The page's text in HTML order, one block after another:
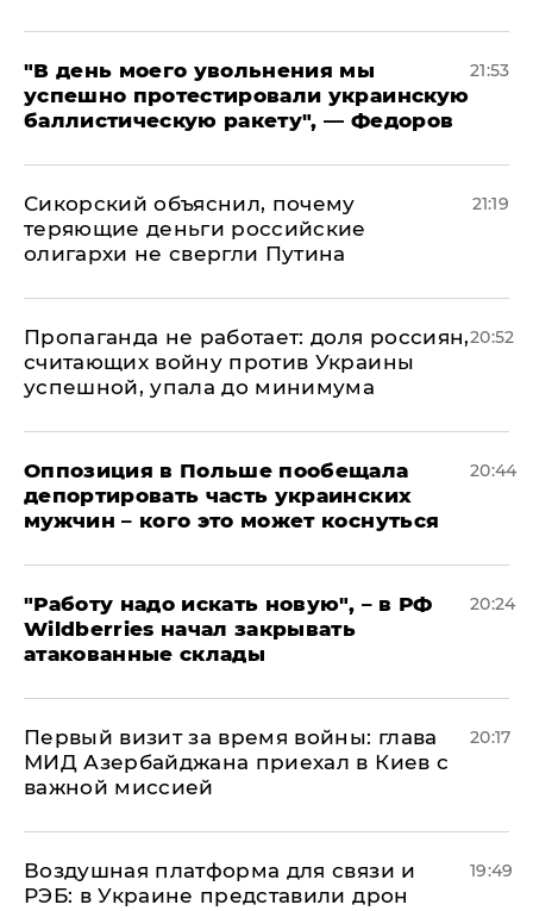
​"В день моего увольнения мы
успешно протестировали украинскую
баллистическую ракету", — Федоров
21:53
Сикорский объяснил, почему
теряющие деньги российские
олигархи не свергли Путина
21:19
​Пропаганда не работает: доля россиян,
считающих войну против Украины
успешной, упала до минимума
20:52
Оппозиция в Польше пообещала
депортировать часть украинских
мужчин – кого это может коснуться
20:44
"Работу надо искать новую", – в РФ
Wildberries начал закрывать
атакованные склады
20:24
Первый визит за время войны: глава
МИД Азербайджана приехал в Киев с
важной миссией
20:17
Воздушная платформа для связи и
РЭБ: в Украине представили дрон
19:49